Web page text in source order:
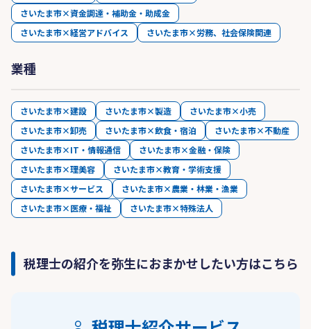
さいたま市×資金調達・補助金・助成金
さいたま市×経営アドバイス
さいたま市×労務、社会保険関連
業種
さいたま市×建設 さいたま市×製造
さいたま市×小売
さいたま市×卸売
さいたま市×飲食・宿泊
さいたま市×不動産
さいたま市×IT・情報通信
さいたま市×金融・保険
さいたま市×理美容
さいたま市×教育・学術支援
さいたま市×サービス
さいたま市×農業・林業・漁業
さいたま市×医療・福祉
さいたま市×特殊法人
税理士の紹介を弥生におまかせしたい方はこちら